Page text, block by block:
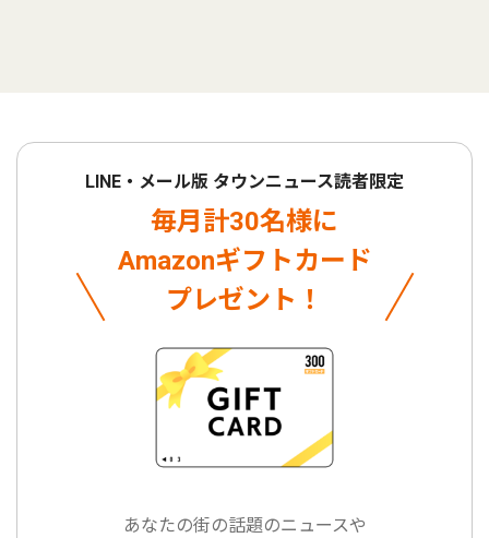
LINE・メール版 タウンニュース読者限定
毎月計30名様に
Amazonギフトカード
プレゼント！
あなたの街の話題のニュースや